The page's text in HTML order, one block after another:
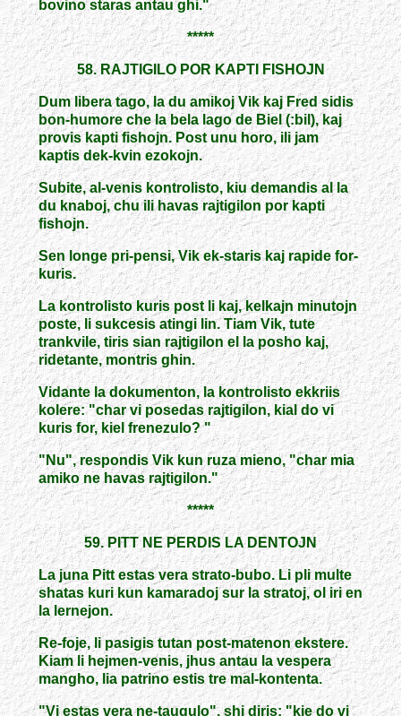
bovino staras antau ghi."
*****
58. RAJTIGILO POR KAPTI FISHOJN
Dum libera tago, la du amikoj Vik kaj Fred sidis
bon-humore che la bela lago de Biel (:bil), kaj
provis kapti fishojn. Post unu horo, ili jam
kaptis dek-kvin ezokojn.
Subite, al-venis kontrolisto, kiu demandis al la
du knaboj, chu ili havas rajtigilon por kapti
fishojn.
Sen longe pri-pensi, Vik ek-staris kaj rapide for-
kuris.
La kontrolisto kuris post li kaj, kelkajn minutojn
poste, li sukcesis atingi lin. Tiam Vik, tute
trankvile, tiris sian rajtigilon el la posho kaj,
ridetante, montris ghin.
Vidante la dokumenton, la kontrolisto ekkriis
kolere: "char vi posedas rajtigilon, kial do vi
kuris for, kiel frenezulo? "
"Nu", respondis Vik kun ruza mieno, "char mia
amiko ne havas rajtigilon."
*****
59. PITT NE PERDIS LA DENTOJN
La juna Pitt estas vera strato-bubo. Li pli multe
shatas kuri kun kamaradoj sur la stratoj, ol iri en
la lernejon.
Re-foje, li pasigis tutan post-matenon ekstere.
Kiam li hejmen-venis, jhus antau la vespera
mangho, lia patrino estis tre mal-kontenta.
"Vi estas vera ne-taugulo", shi diris; "kie do vi